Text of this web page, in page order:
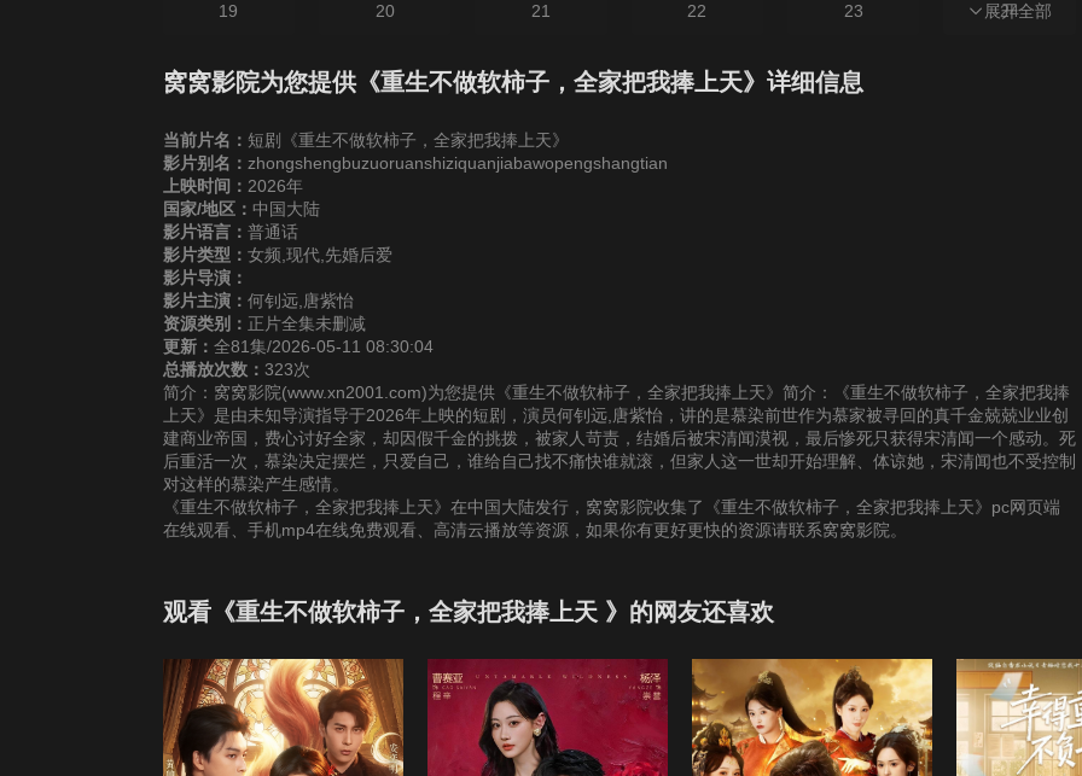
19 20 21 22 23 24
25 26 27 28 29
31 32 33
37
43
49 50
55 56 57 58 59 60
61 62 63 64 65 66
67 68 69 70 71
73 74 75 76
79 80 81
展开全部
窝窝影院为您提供《重生不做软柿子，全家把我捧上天》详细信息
当前片名： 短剧《重生不做软柿子，全家把我捧上天》
影片别名： zhongshengbuzuoruanshiziquanjiabawopengshangtian
上映时间： 2026年
国家/地区： 中国大陆
影片语言： 普通话
影片类型： 女频,现代,先婚后爱
影片导演：
影片主演： 何钊远,唐紫怡
资源类别： 正片全集未删减
更新： 全81集/2026-05-11 08:30:04
总播放次数： 323次
简介：窝窝影院(www.xn2001.com)为您提供《重生不做软柿子，全家把我捧上天》简介：《重生不做软柿子，全家把我捧
上天》是由未知导演指导于2026年上映的短剧，演员何钊远,唐紫怡，讲的是慕染前世作为慕家被寻回的真千金兢兢业业创
建商业帝国，费心讨好全家，却因假千金的挑拨，被家人苛责，结婚后被宋清闻漠视，最后惨死只获得宋清闻一个感动。死
后重活一次，慕染决定摆烂，只爱自己，谁给自己找不痛快谁就滚，但家人这一世却开始理解、体谅她，宋清闻也不受控制
对这样的慕染产生感情。
《重生不做软柿子，全家把我捧上天》在中国大陆发行，窝窝影院收集了《重生不做软柿子，全家把我捧上天》pc网页端
在线观看、手机mp4在线免费观看、高清云播放等资源，如果你有更好更快的资源请联系窝窝影院。
观看《重生不做软柿子，全家把我捧上天 》的网友还喜欢